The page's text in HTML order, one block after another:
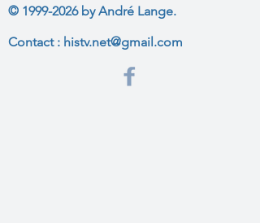
© 1999-2026by André Lange.
Contact : histv.net@gmail.com